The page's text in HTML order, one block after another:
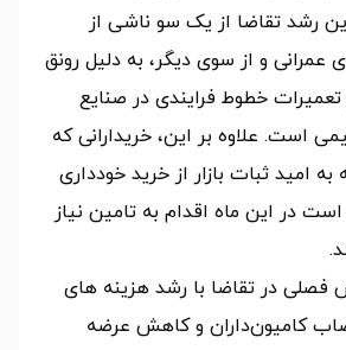
رشد تقاضا از یک سو ناشی از
عمرانی و از سوی دیگر، به دلیل رونق
خطوط فرایندی در صنایع
است. علاوه بر این، خریدارانی که
امید ثبات بازار از خرید خودداری
در این ماه اقدام به تامین نیاز
فصلی در تقاضا با رشد هزینه های
کامیون‌داران و کاهش عرضه